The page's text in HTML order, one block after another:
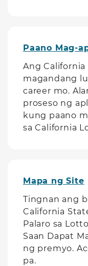
Paano Mag-
Ang
magandang
career mo.
proseso ng
kung paano
sa California
Mapa ng Site
Tingnan ang
California
Palaro sa
Saan Dapat
ng premyo.
pa.